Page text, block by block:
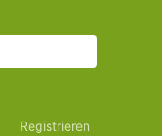
Registrieren